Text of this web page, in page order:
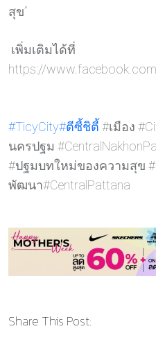
สุข”
เพิ่มเติมได้ที่
https://
#TicyCity#ตีซี้ชิต #เมือง
นครปฐม
#ปฐมบทใหม่ของความสุข
พัฒนา#CentralPattana
Share This Post: